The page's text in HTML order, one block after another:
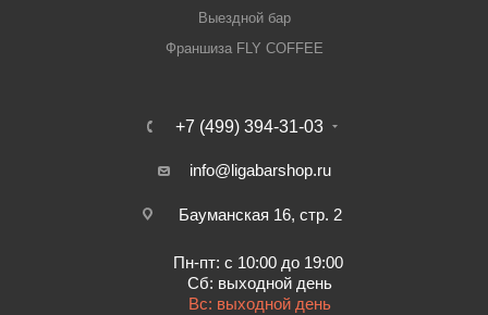
Выездной бар
Франшиза FLY COFFEE
+7 (499) 394-31-03
info@ligabarshop.ru
Бауманская 16, стр. 2
Пн-пт: с 10:00 до 19:00
Сб: выходной день
Вс: выходной день